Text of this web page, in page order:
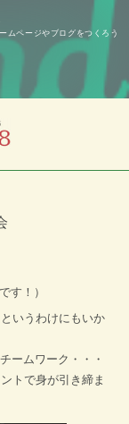
ムページやブログをつくろう
す！）
いうわけにもいか
ームワーク・・・
トで身が引き締ま